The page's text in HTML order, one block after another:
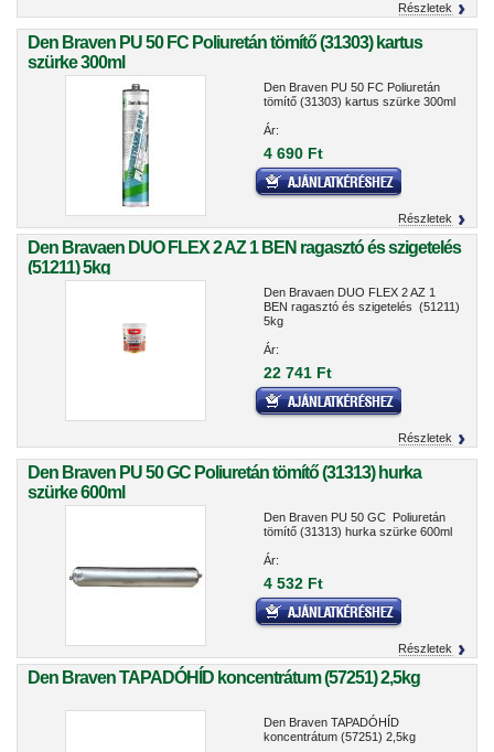
Részletek
Den Braven PU 50 FC Poliuretán tömítő (31303) kartus
szürke 300ml
Den Braven PU 50 FC Poliuretán
tömítő (31303) kartus szürke 300ml
Ár:
4 690 Ft
Részletek
Den Bravaen DUO FLEX 2 AZ 1 BEN ragasztó és szigetelés
(51211) 5kg
Den Bravaen DUO FLEX 2 AZ 1
BEN ragasztó és szigetelés (51211)
5kg
Ár:
22 741 Ft
Részletek
Den Braven PU 50 GC Poliuretán tömítő (31313) hurka
szürke 600ml
Den Braven PU 50 GC Poliuretán
tömítő (31313) hurka szürke 600ml
Ár:
4 532 Ft
Részletek
Den Braven TAPADÓHÍD koncentrátum (57251) 2,5kg
Den Braven TAPADÓHÍD
koncentrátum (57251) 2,5kg